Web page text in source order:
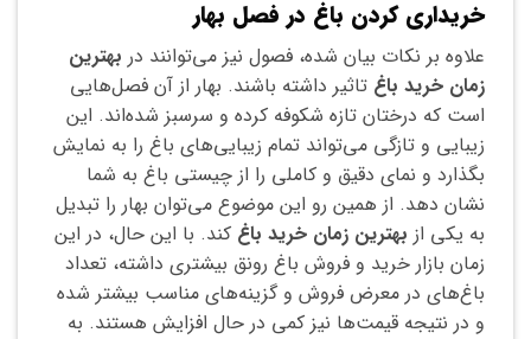
خریداری کردن باغ در فصل بهار
علاوه بر نکات بیان شده، فصول نیز می‌توانند در بهترین
زمان خرید باغ تاثیر داشته باشند. بهار از آن فصل‌هایی
است که درختان تازه شکوفه کرده و سرسبز شده‌اند. این
زیبایی و تازگی می‌تواند تمام زیبایی‌های باغ را به نمایش
بگذارد و نمای دقیق و کاملی را از چیستی باغ به شما
نشان دهد. از همین رو این موضوع می‌توان بهار را تبدیل
به یکی از بهترین زمان خرید باغ کند. با این حال، در این
زمان بازار خرید و فروش باغ رونق بیشتری داشته، تعداد
باغ‌های در معرض فروش و گزینه‌های مناسب بیشتر شده
و در نتیجه قیمت‌ها نیز کمی در حال افزایش هستند. به